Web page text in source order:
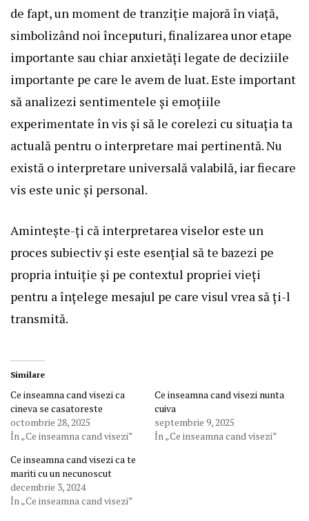
de fapt, un moment de tranziție majoră în viață,
simbolizând noi începuturi, finalizarea unor etape
importante sau chiar anxietăți legate de deciziile
importante pe care le avem de luat. Este important
să analizezi sentimentele și emoțiile
experimentate în vis și să le corelezi cu situația ta
actuală pentru o interpretare mai pertinentă. Nu
există o interpretare universală valabilă, iar fiecare
vis este unic și personal.
Amintește-ți că interpretarea viselor este un
proces subiectiv și este esențial să te bazezi pe
propria intuiție și pe contextul propriei vieți
pentru a înțelege mesajul pe care visul vrea să ți-l
transmită.
Similare
Ce inseamna cand visezi ca
cineva se casatoreste
octombrie 28, 2025
În „Ce inseamna cand visezi”
Ce inseamna cand visezi nunta
cuiva
septembrie 9, 2025
În „Ce inseamna cand visezi”
Ce inseamna cand visezi ca te
mariti cu un necunoscut
decembrie 3, 2024
În „Ce inseamna cand visezi”